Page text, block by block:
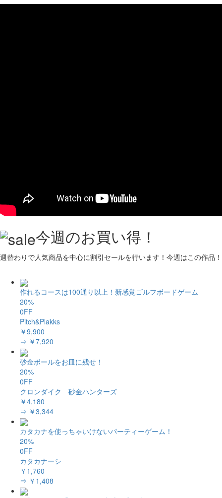
今週のお買い得！
週替わりで人気商品を中心に割引セールを行います！今週はこの作品！
作れるコースは100通り以上！新感覚ゴルフボードゲーム
20%
0FF
Pitch&Plakks
￥9,900
⇒ ￥7,920
砂金ボールをお皿に残せ！
20%
0FF
クロンダイク 砂金ハンターズ
￥4,180
⇒ ￥3,344
カタカナを使っちゃいけないパーティーゲーム！
20%
0FF
カタカナーシ
￥1,760
⇒ ￥1,408